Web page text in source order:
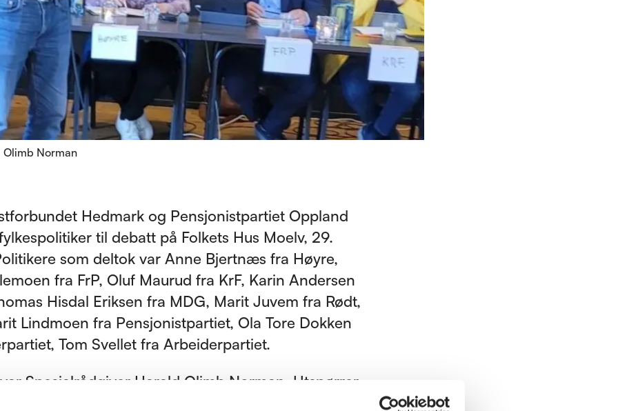
Norman
Hedmark og Pensjonistpartiet Oppland
til debatt på Folkets Hus Moelv, 29.
som deltok var Anne Bjertnæs fra Høyre,
fra FrP, Oluf Maurud fra KrF, Karin Andersen
Hisdal Eriksen fra MDG, Marit Juvem fra Rødt,
Lindmoen fra Pensjonistpartiet, Ola Tore Dokken
Tom Svellet fra Arbeiderpartiet.
Spesialrådgiver Harald Olimb Norman, Utspørrer